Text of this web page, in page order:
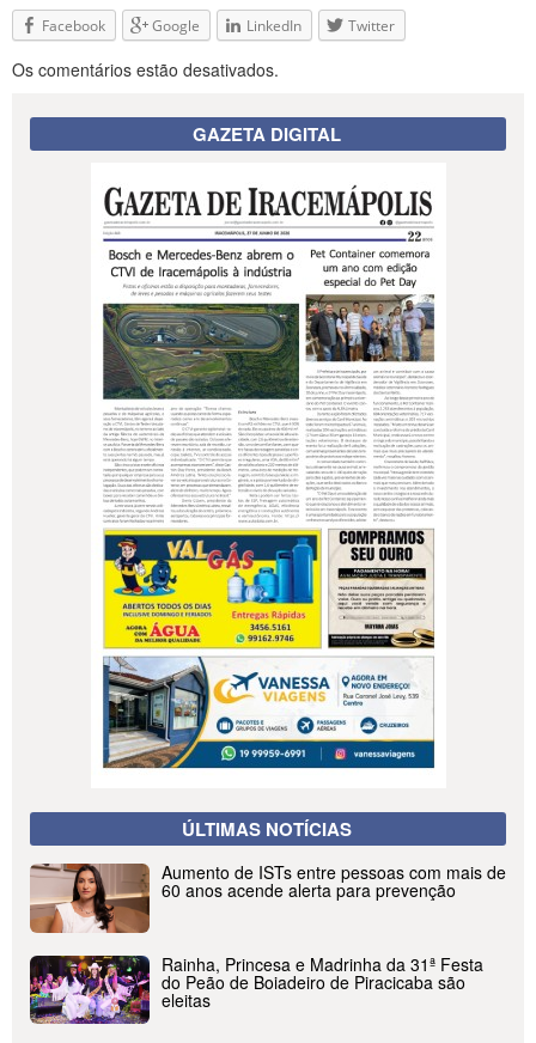
Facebook Google LinkedIn Twitter
Os comentários estão desativados.
GAZETA DIGITAL
ÚLTIMAS NOTÍCIAS
Aumento de ISTs entre pessoas com mais de
60 anos acende alerta para prevenção
Rainha, Princesa e Madrinha da 31ª Festa
do Peão de Boiadeiro de Piracicaba são
eleitas